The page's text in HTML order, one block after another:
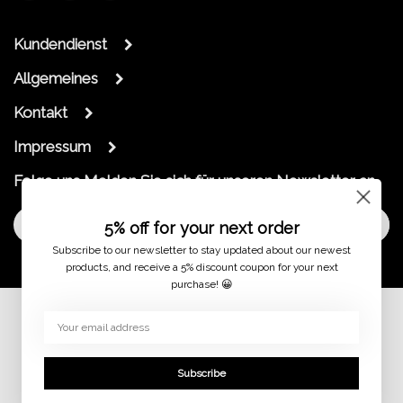
Kundendienst
Allgemeines
Kontakt
Impressum
Folge uns Melden Sie sich für unseren Newsletter an
Melde dich an
5% off for your next order
Subscribe to our newsletter to stay updated about our newest
products, and receive a 5% discount coupon for your next
purchase! 😀
Subscribe